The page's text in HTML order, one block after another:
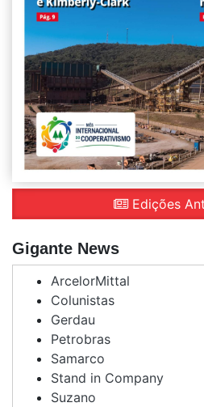
Edições
Gigante News
ArcelorMittal
Colunistas
Gerdau
Petrobras
Samarco
Stand in Company
Suzano